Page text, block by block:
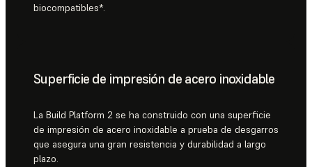
biocompatibles*.
Superficie de impresión de acero inoxidable
La Build Platform 2 se ha construido con una superficie
de impresión de acero inoxidable a prueba de desgarros
que asegura una gran resistencia y durabilidad a largo
plazo.